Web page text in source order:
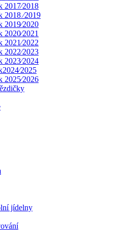
2017⁄2018
2018 ⁄2019
2019⁄2020
2021⁄2022
2022⁄2023
2023⁄2024
2025⁄2026
jídelny